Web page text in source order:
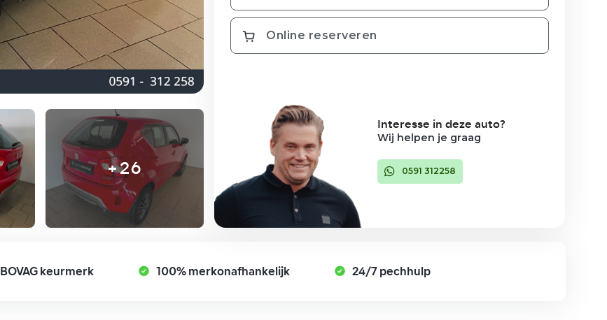
+26
Online reserveren
Interesse in deze auto?
Wij helpen je graag
0591 312258
BOVAG keurmerk 100% merkonafhankelijk 24/7 pechhulp